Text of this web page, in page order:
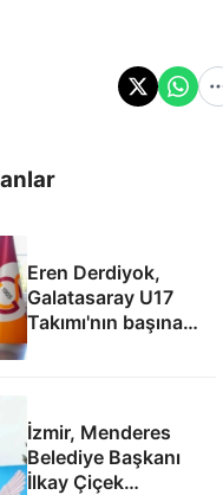
Eren Derdiyok,
Galatasaray U17
Takımı'nın başına
geçti
İzmir, Menderes
Belediye Başkanı
İlkay Çiçek